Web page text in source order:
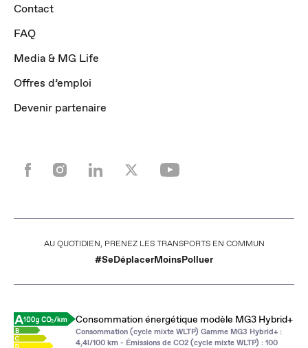
Contact
FAQ
Media & MG Life
Offres d’emploi
Devenir partenaire
AU QUOTIDIEN, PRENEZ LES TRANSPORTS EN COMMUN
#SeDéplacerMoinsPolluer
Consommation énergétique modèle MG3 Hybrid+
Consommation (cycle mixte WLTP) Gamme MG3 Hybrid+ :
4,4l/100 km - Émissions de CO2 (cycle mixte WLTP) : 100